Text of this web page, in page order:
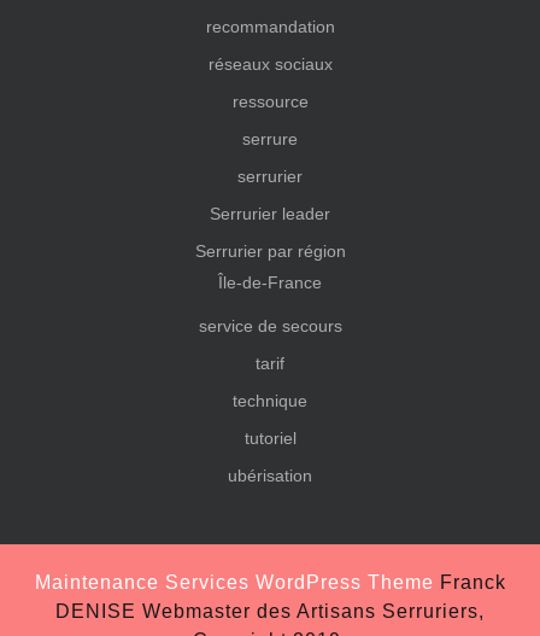
recommandation
réseaux sociaux
ressource
serrure
serrurier
Serrurier leader
Serrurier par région
Île-de-France
service de secours
tarif
technique
tutoriel
ubérisation
Maintenance Services WordPress Theme Franck
DENISE Webmaster des Artisans Serruriers,